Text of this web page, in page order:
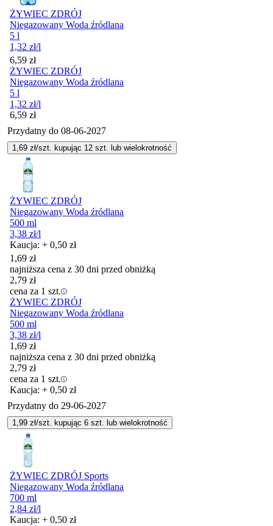
ŻYWIEC ZDRÓJ
Niegazowany Woda źródlana
5 l
1,32 zł/l
Cena
6,59 zł
ŻYWIEC ZDRÓJ
Niegazowany Woda źródlana
5 l
1,32 zł/l
Cena
6,59 zł
Przydatny do 08-06-2027
1,69 zł/szt. kupując 12 szt. lub wielokrotność
ŻYWIEC ZDRÓJ
Niegazowany Woda źródlana
500 ml
3,38 zł/l
Kaucja: + 0,50 zł
1,69 zł
najniższa cena z 30 dni przed obniżką
2,79 zł
cena za 1 szt.
ŻYWIEC ZDRÓJ
Niegazowany Woda źródlana
500 ml
3,38 zł/l
1,69 zł
najniższa cena z 30 dni przed obniżką
2,79 zł
cena za 1 szt.
Kaucja: + 0,50 zł
Przydatny do 29-06-2027
1,99 zł/szt. kupując 6 szt. lub wielokrotność
ŻYWIEC ZDRÓJ Sports
Niegazowany Woda źródlana
700 ml
2,84 zł/l
Kaucja: + 0,50 zł